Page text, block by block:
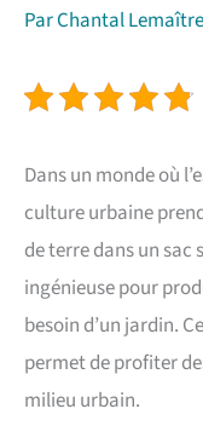
ParChantal Lemaître
Dans un monde où
culture urbaine
de terre dans un
ingénieuse pour
besoin d’un jardin.
permet de profiter
milieu urbain.